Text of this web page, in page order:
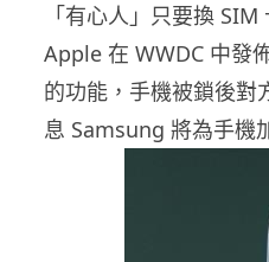
「有心人」只要換
Apple 在 WWDC 中發
的功能，手機被鎖後對
息 Samsung 將為手機